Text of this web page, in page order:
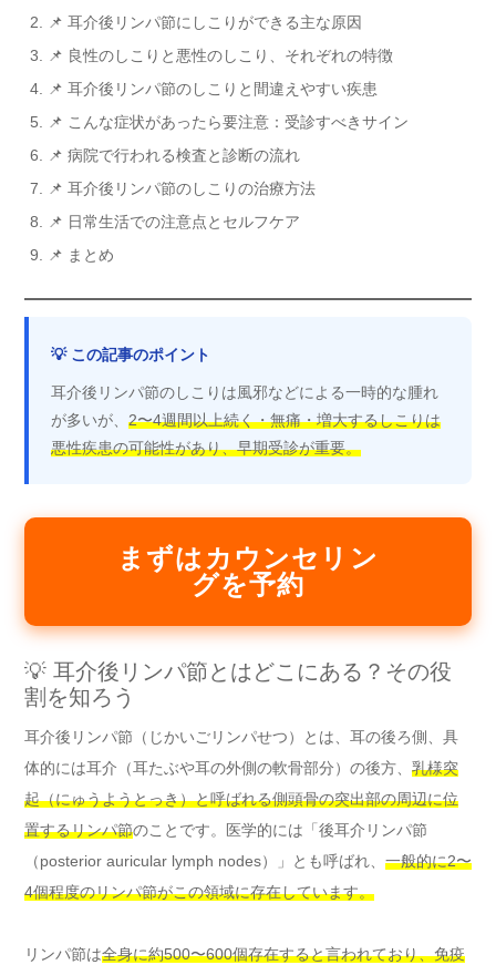
📌 耳介後リンパ節にしこりができる主な原因
📌 良性のしこりと悪性のしこり、それぞれの特徴
📌 耳介後リンパ節のしこりと間違えやすい疾患
📌 こんな症状があったら要注意：受診すべきサイン
📌 病院で行われる検査と診断の流れ
📌 耳介後リンパ節のしこりの治療方法
📌 日常生活での注意点とセルフケア
📌 まとめ
💡 この記事のポイント
耳介後リンパ節のしこりは風邪などによる一時的な腫れ
が多いが、 2〜4週間以上続く・無痛・増大するしこりは
悪性疾患の可能性があり、早期受診が重要。
まずはカウンセリン
グを予約
💡 耳介後リンパ節とはどこにある？その役
割を知ろう
耳介後リンパ節（じかいごリンパせつ）とは、耳の後ろ側、具
体的には耳介（耳たぶや耳の外側の軟骨部分）の後方、 乳様突
起（にゅうようとっき）と呼ばれる側頭骨の突出部の周辺に位
置するリンパ節のことです。医学的には「後耳介リンパ節
（posterior auricular lymph nodes）」とも呼ばれ、 一般的に2〜
4個程度のリンパ節がこの領域に存在しています。
リンパ節は全身に約500〜600個存在すると言われており、免疫